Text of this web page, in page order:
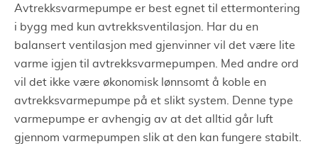
Avtrekksvarmepumpe er best egnet til ettermontering
i bygg med kun avtrekksventilasjon. Har du en
balansert ventilasjon med gjenvinner vil det være lite
varme igjen til avtrekksvarmepumpen. Med andre ord
vil det ikke være økonomisk lønnsomt å koble en
avtrekksvarmepumpe på et slikt system. Denne type
varmepumpe er avhengig av at det alltid går luft
gjennom varmepumpen slik at den kan fungere stabilt.